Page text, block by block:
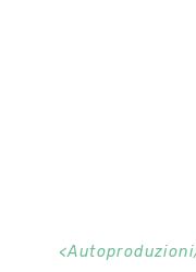
<Autoproduzioni